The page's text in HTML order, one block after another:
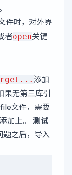
件时，对外界
者open关键
添加
果无第三库引
文件，需要
加上。 测试
之后，导入